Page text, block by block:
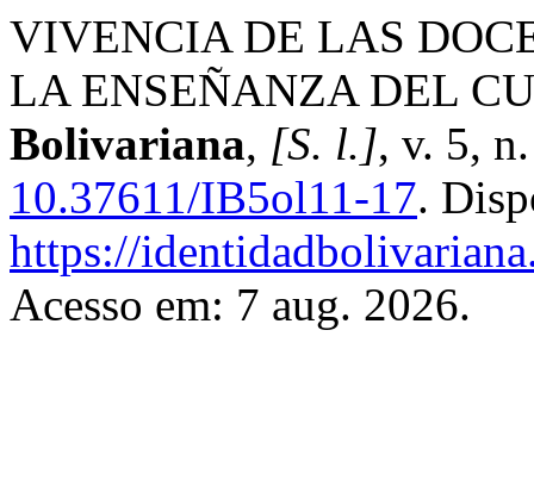
VIVENCIA DE LAS
LA ENSEÑANZA DEL
Bolivariana, [S. l.], v. 5,
10.37611/IB5ol11-17.
https://
Acesso em: 7 aug. 2026.